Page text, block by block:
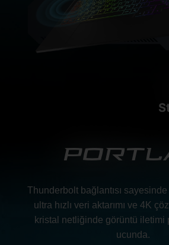
Thunderbolt bağlantısı
ultra hızlı veri aktarımı ve 4K
kristal netliğinde görüntü iletimi
ucunda.